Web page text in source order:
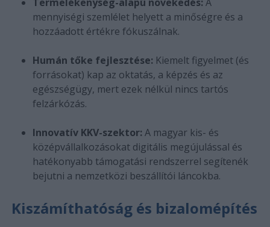
mennyiségi szemlélet helyett a minőségre és a
hozzáadott értékre fókuszálnak.
Humán tőke fejlesztése: Kiemelt figyelmet (és
forrásokat) kap az oktatás, a képzés és az
egészségügy, mert ezek nélkül nincs tartós
felzárkózás.
Innovatív KKV-szektor: A magyar kis- és
középvállalkozásokat digitális megújulással és
hatékonyabb támogatási rendszerrel segítenék
bejutni a nemzetközi beszállítói láncokba.
Kiszámíthatóság és bizalomépítés